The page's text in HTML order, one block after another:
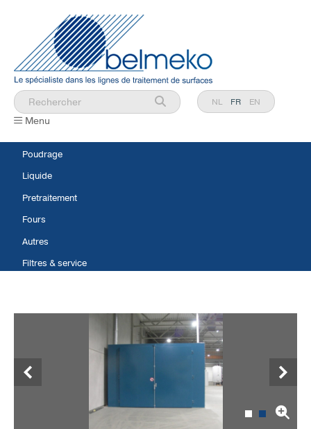
NL FR EN
Menu
Poudrage
Liquide
Pretraitement
Fours
Autres
Filtres & service
Précédent Suivant